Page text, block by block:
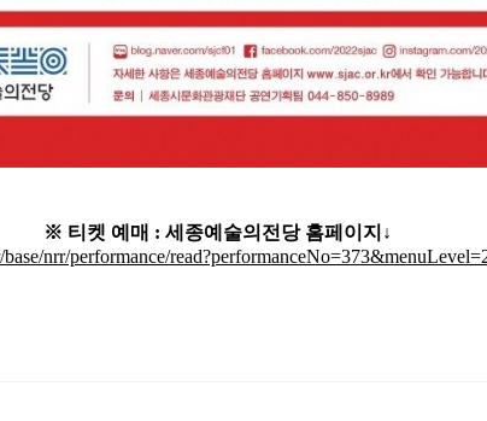
※ 티켓 예매 : 세종예술의전당 홈페이지↓
nrr/performance/